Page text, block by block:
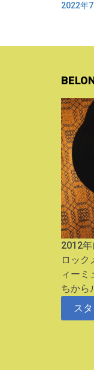
2022年
2012
ロック
ィーミ
ちから
ス